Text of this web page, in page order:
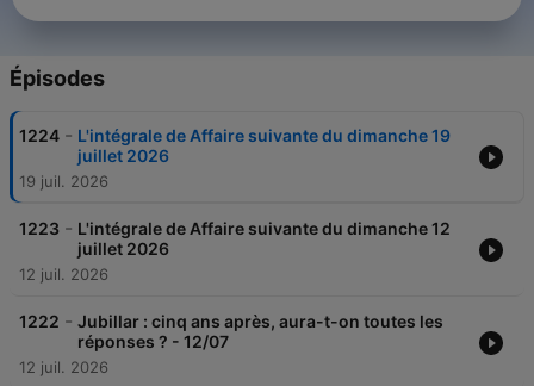
Épisodes
1224 - L'intégrale de Affaire suivante du dimanche 19
juillet 2026
19 juil. 2026
1223 - L'intégrale de Affaire suivante du dimanche 12
juillet 2026
12 juil. 2026
1222 - Jubillar : cinq ans après, aura-t-on toutes les
réponses ? - 12/07
12 juil. 2026